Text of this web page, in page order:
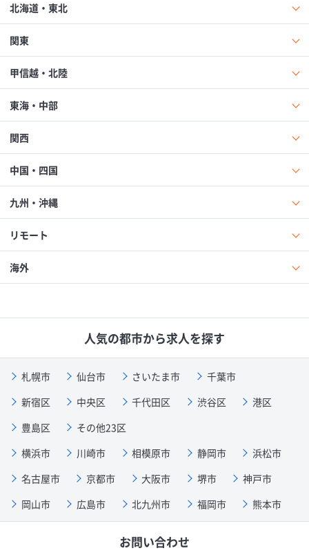
北海道・東北
関東
甲信越・北陸
東海・中部
関西
中国・四国
九州・沖縄
リモート
海外
人気の都市から求人を探す
札幌市 仙台市 さいたま市
千葉市
新宿区
中央区 千代田区 渋谷区
港区
豊島区
その他23区
横浜市
川崎市 相模原市 静岡市
浜松市
名古屋市
京都市 大阪市 堺市
神戸市
岡山市
広島市 北九州市 福岡市 熊本市
お問い合わせ